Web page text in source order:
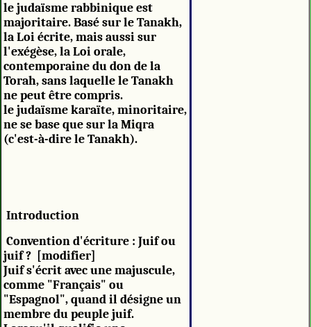
le judaïsme rabbinique est
majoritaire. Basé sur le Tanakh,
la Loi écrite, mais aussi sur
l'exégèse, la Loi orale,
contemporaine du don de la
Torah, sans laquelle le Tanakh
ne peut être compris.
le judaïsme karaïte, minoritaire,
ne se base que sur la Miqra
(c'est-à-dire le Tanakh).
Introduction
Convention d'écriture : Juif ou
juif ? [modifier]
Juif s'écrit avec une majuscule,
comme "Français" ou
"Espagnol", quand il désigne un
membre du peuple juif.